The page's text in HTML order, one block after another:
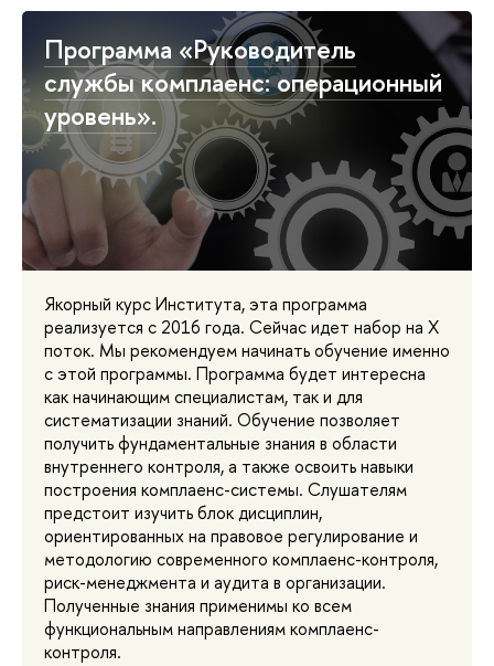
Программа «Руководитель
службы комплаенс: операционный
уровень».
Якорный курс Института, эта программа
реализуется с 2016 года. Сейчас идет набор на X
поток. Мы рекомендуем начинать обучение именно
с этой программы. Программа будет интересна
как начинающим специалистам, так и для
систематизации знаний. Обучение позволяет
получить фундаментальные знания в области
внутреннего контроля, а также освоить навыки
построения комплаенс-системы. Слушателям
предстоит изучить блок дисциплин,
ориентированных на правовое регулирование и
методологию современного комплаенс-контроля,
риск-менеджмента и аудита в организации.
Полученные знания применимы ко всем
функциональным направлениям комплаенс-
контроля.